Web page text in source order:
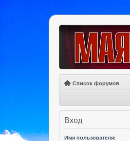
Список форумов
Вход
Имя пользователя: